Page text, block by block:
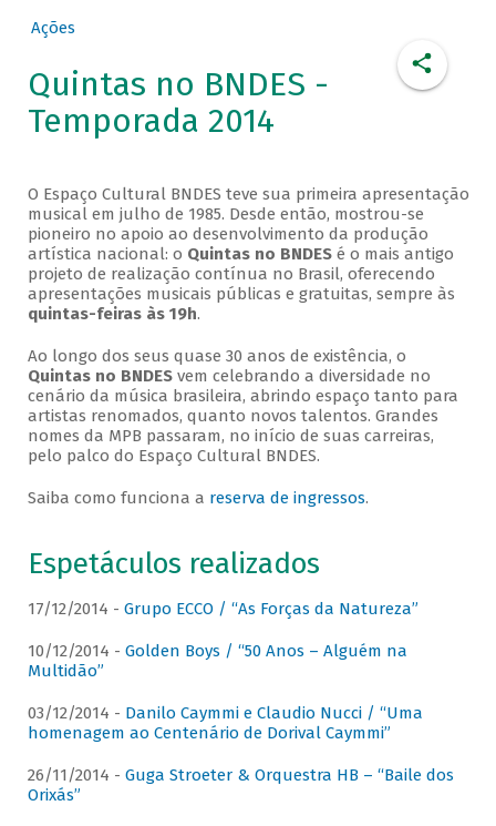
Ações
Quintas no BNDES -
Temporada 2014
O Espaço Cultural BNDES teve sua primeira apresentação
musical em julho de 1985. Desde então, mostrou-se
pioneiro no apoio ao desenvolvimento da produção
artística nacional: o Quintas no BNDESé o mais antigo
projeto de realização contínua no Brasil, oferecendo
apresentações musicais públicas e gratuitas, sempre às
quintas-feiras às 19h.
Ao longo dos seus quase 30 anos de existência, o
Quintas no BNDESvem celebrando a diversidade no
cenário da música brasileira, abrindo espaço tanto para
artistas renomados, quanto novos talentos. Grandes
nomes da MPB passaram, no início de suas carreiras,
pelo palco do Espaço Cultural BNDES.
Saiba como funciona a reserva de ingressos.
Espetáculos realizados
17/12/2014 - Grupo ECCO / “As Forças da Natureza”
10/12/2014 - Golden Boys / “50 Anos – Alguém na
Multidão”
03/12/2014 - Danilo Caymmi e Claudio Nucci / “Uma
homenagem ao Centenário de Dorival Caymmi”
26/11/2014 - Guga Stroeter & Orquestra HB – “Baile dos
Orixás”